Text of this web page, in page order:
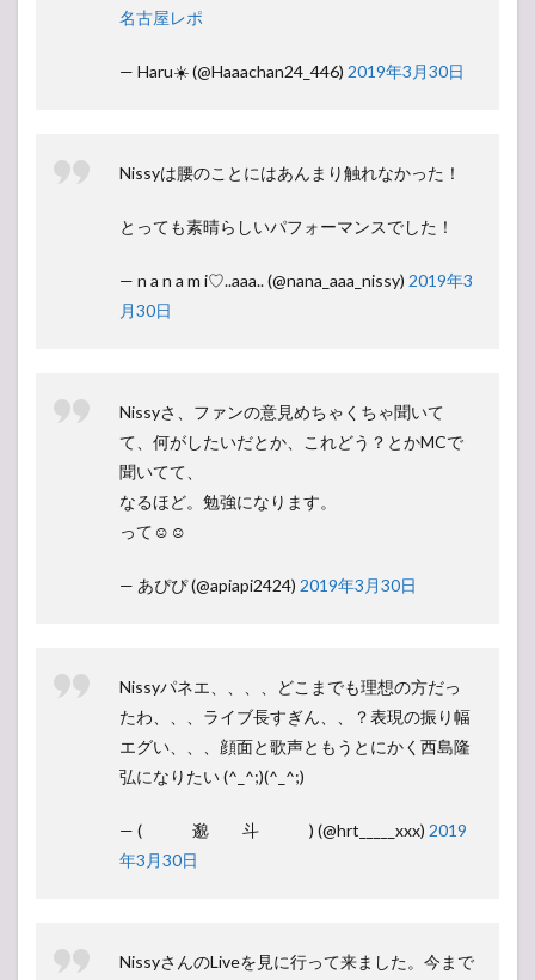
名古屋レポ
— Haru☀️ (@Haaachan24_446) 2019年3月30日
Nissyは腰のことにはあんまり触れなかった！
とっても素晴らしいパフォーマンスでした！
— n a n a m i♡..aaa.. (@nana_aaa_nissy) 2019年3
月30日
Nissyさ、ファンの意見めちゃくちゃ聞いて
て、何がしたいだとか、これどう？とかMCで
聞いてて、
なるほど。勉強になります。
って☺︎☺︎
— あぴぴ (@apiapi2424) 2019年3月30日
Nissyパネエ、、、、どこまでも理想の方だっ
たわ、、、ライブ長すぎん、、？表現の振り幅
エグい、、、顔面と歌声ともうとにかく西島隆
弘になりたい (^_^;)(^_^;)
— ( 邈 斗 ) (@hrt_____xxx) 2019
年3月30日
NissyさんのLiveを見に行って来ました。今まで